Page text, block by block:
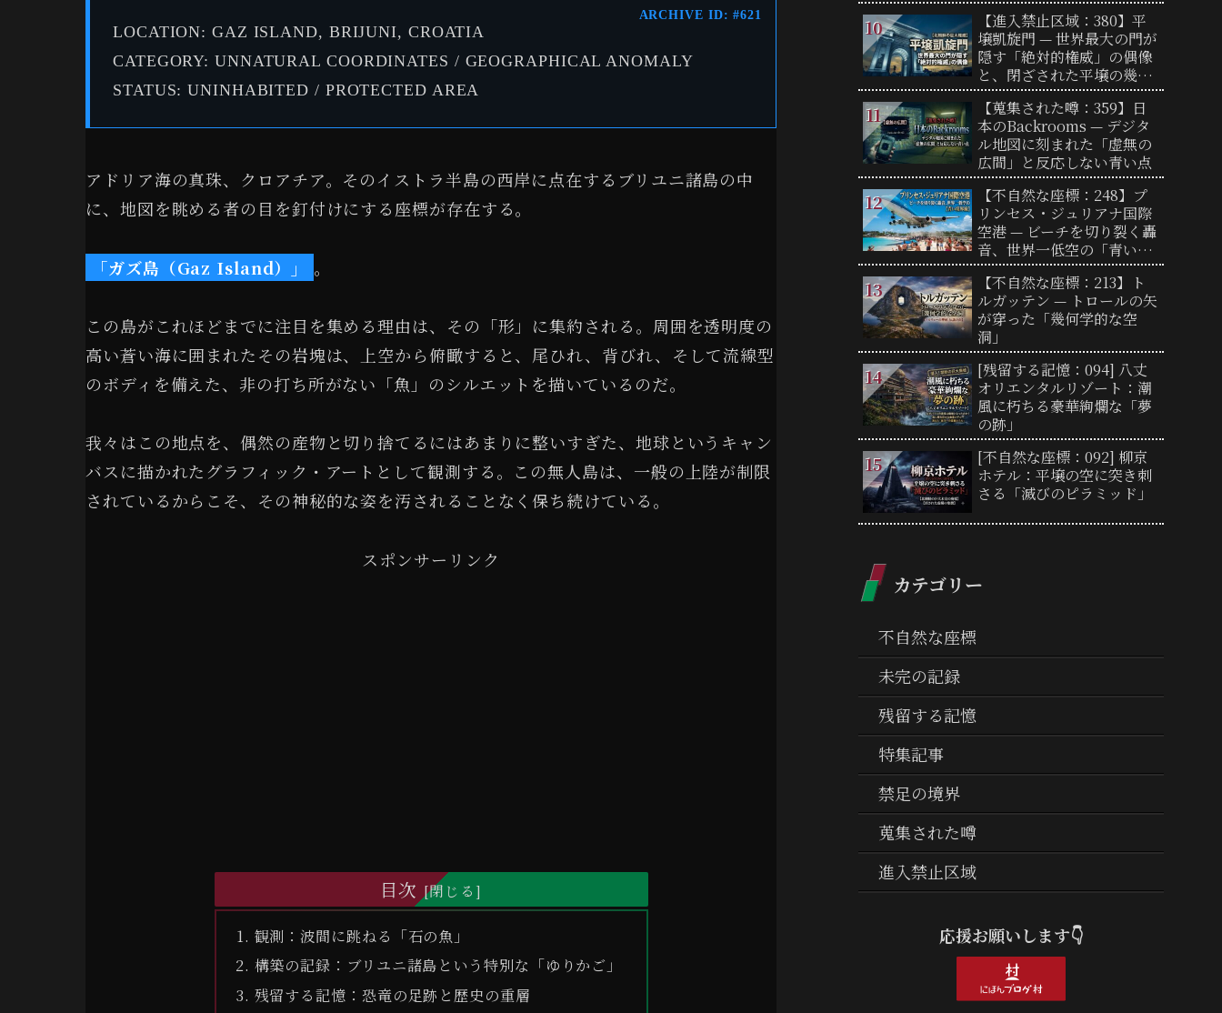
ARCHIVE ID: #621
LOCATION: GAZ ISLAND, BRIJUNI, CROATIA
CATEGORY: UNNATURAL COORDINATES / GEOGRAPHICAL ANOMALY
STATUS: UNINHABITED / PROTECTED AREA
アドリア海の真珠、クロアチア。そのイストラ半島の西岸に点在するブリユニ諸島の中
に、地図を眺める者の目を釘付けにする座標が存在する。
「ガズ島（Gaz Island）」 。
この島がこれほどまでに注目を集める理由は、その「形」に集約される。周囲を透明度の
高い蒼い海に囲まれたその岩塊は、上空から俯瞰すると、尾ひれ、背びれ、そして流線型
のボディを備えた、非の打ち所がない「魚」のシルエットを描いているのだ。
我々はこの地点を、偶然の産物と切り捨てるにはあまりに整いすぎた、地球というキャン
バスに描かれたグラフィック・アートとして観測する。この無人島は、一般の上陸が制限
されているからこそ、その神秘的な姿を汚されることなく保ち続けている。
スポンサーリンク
目次
観測：波間に跳ねる「石の魚」
構築の記録：ブリユニ諸島という特別な「ゆりかご」
残留する記憶：恐竜の足跡と歴史の重層
【進入禁止区域：380】平
壌凱旋門 — 世界最大の門が
隠す「絶対的権威」の偶像
と、閉ざされた平壌の幾何
学
【蒐集された噂：359】日
本のBackrooms — デジタ
ル地図に刻まれた「虚無の
広間」と反応しない青い点
【不自然な座標：248】プ
リンセス・ジュリアナ国際
空港 — ビーチを切り裂く轟
音、世界一低空の「青い境
界線」
【不自然な座標：213】ト
ルガッテン — トロールの矢
が穿った「幾何学的な空
洞」
[残留する記憶：094] 八丈
オリエンタルリゾート：潮
風に朽ちる豪華絢爛な「夢
の跡」
[不自然な座標：092] 柳京
ホテル：平壌の空に突き刺
さる「滅びのピラミッド」
カテゴリー
不自然な座標
未完の記録
残留する記憶
特集記事
禁足の境界
蒐集された噂
進入禁止区域
応援お願いします👇